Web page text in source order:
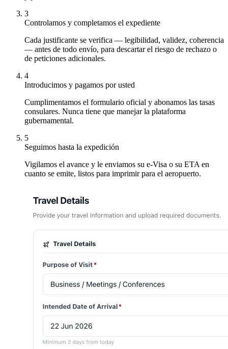
3
Controlamos y completamos el expediente
Cada justificante se verifica — legibilidad, validez, coherencia
— antes de todo envío, para descartar el riesgo de rechazo o
de peticiones adicionales.
4
Introducimos y pagamos por usted
Cumplimentamos el formulario oficial y abonamos las tasas
consulares. Nunca tiene que manejar la plataforma
gubernamental.
5
Seguimos hasta la expedición
Vigilamos el avance y le enviamos su e-Visa o su ETA en
cuanto se emite, listos para imprimir para el aeropuerto.